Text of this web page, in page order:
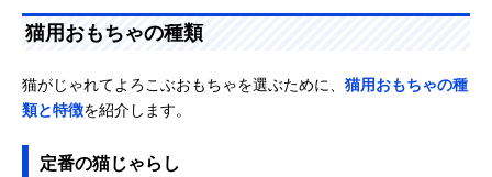
猫用おもちゃの種類
猫がじゃれてよろこぶおもちゃを選ぶために、 猫用おもちゃの種
類と特徴を紹介します。
定番の猫じゃらし